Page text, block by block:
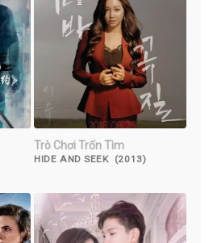
Trò Chơi Trốn Tìm
HIDE AND SEEK (2013)